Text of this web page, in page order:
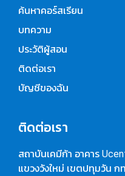
ค้นหาคอร์สเรียน
บทความ
ประวัติผู้สอน
ติดต่อเรา
บัญชีของฉัน
ติดต่อเรา
สถาบันเคมีก้า อาคาร
แขวงวังใหม่ เขตปทุมวัน ก